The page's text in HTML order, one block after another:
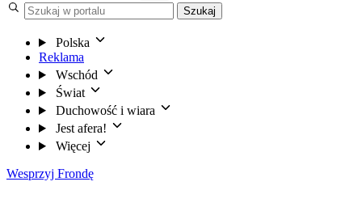
Szukaj
Polska
Reklama
Wschód
Świat
Duchowość i wiara
Jest afera!
Więcej
Wesprzyj Frondę